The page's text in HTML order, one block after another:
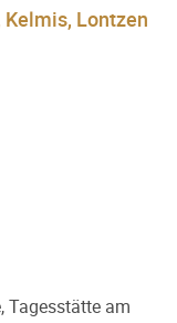
Lontzen
Tagesstätte am